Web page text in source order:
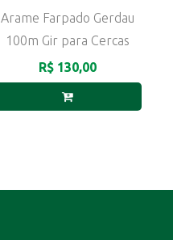
Arame Farpado Gerdau
100m Gir para Cercas
R$ 130,00